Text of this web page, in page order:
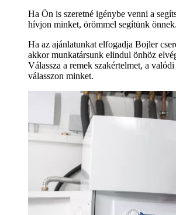
Ha Ön is szeretné igénybe venni a
hívjon minket, örömmel segítünk önnek.
Ha az ajánlatunkat elfogadja Bojler
akkor munkatársunk elindul önhöz
Válassza a remek szakértelmet, a
válasszon minket.